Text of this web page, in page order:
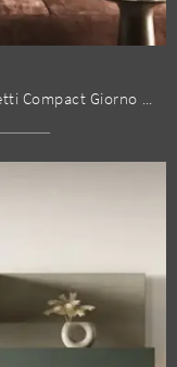
Pareti attrezzate e mobili soggiorno Moretti Compact Giorno Notte: clicca e scopri il modello Kosmos KC105 e potrai arricchire stanze moderne di ogni ...